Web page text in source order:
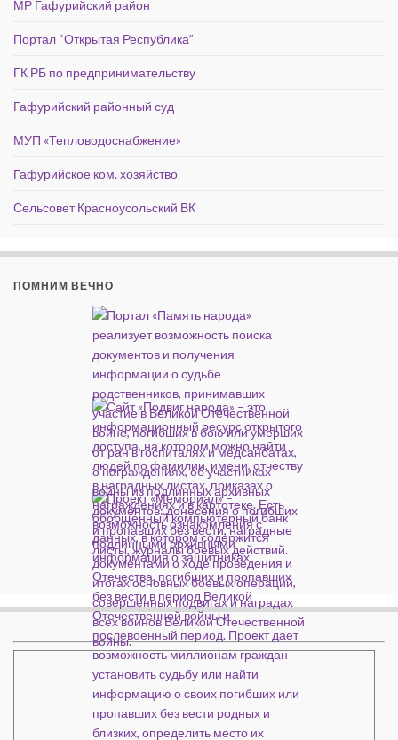
МР Гафурийский район
Портал “Открытая Республика”
ГК РБ по предпринимательству
Гафурийский районный суд
МУП «Тепловодоснабжение»
Гафурийское ком. хозяйство
Сельсовет Красноусольский ВК
ПОМНИМ ВЕЧНО